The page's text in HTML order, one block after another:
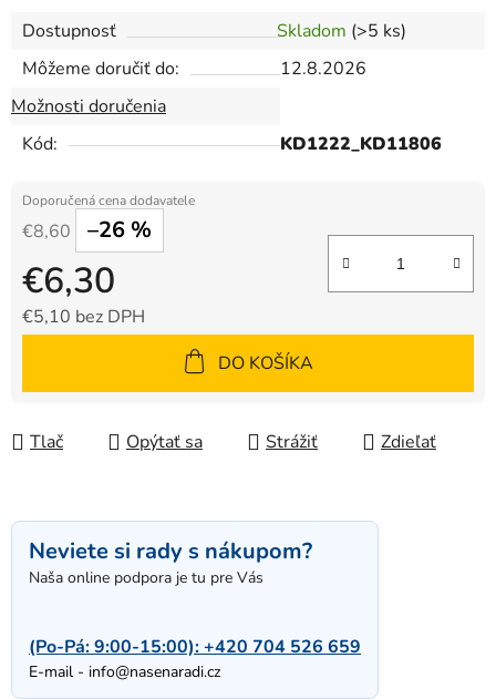
Dostupnosť Skladom (>5 ks)
Môžeme doručiť do:
12.8.2026
Možnosti doručenia
Kód:
KD1222_KD11806
€8,60 –26 %
€6,30
€5,10 bez DPH
DO KOŠÍKA
Tlač Opýtať sa Strážiť Zdieľať
Neviete si rady s nákupom?
Naša online podpora je tu pre Vás
(Po-Pá: 9:00-15:00):+420 704 526 659
E-mail - info@nasenaradi.cz